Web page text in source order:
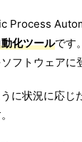
Process
化ツールです。
フトウェアに
に状況に応じ